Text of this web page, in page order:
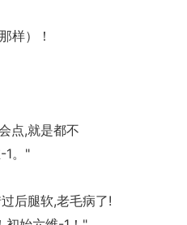
样）！
点,就是都不
1。"
后腿软,老毛病了!